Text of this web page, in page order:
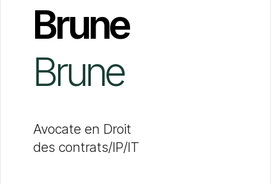
Brune
Brune
Avocate en Droit
des contrats/IP/IT